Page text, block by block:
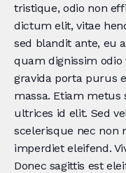
tristique, odio non
dictum elit, vitae
sed blandit ante, eu
quam dignissim odio
gravida porta purus
massa. Etiam metus
ultrices id elit. Sed
scelerisque nec non
imperdiet eleifend.
Donec sagittis est